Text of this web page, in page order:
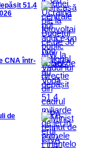
51,4
CNA într-
de